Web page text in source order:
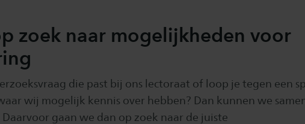
zoek naar mogelijkheden voor
die past bij ons lectoraat of loop je tegen een
wij mogelijk kennis over hebben? Dan kunnen we
gaan we dan op zoek naar de juiste